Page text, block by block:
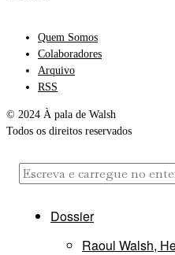
Quem Somos
Colaboradores
Arquivo
RSS
© 2024 À pala de Walsh
Todos os direitos reservados
Dossier
Raoul Walsh,